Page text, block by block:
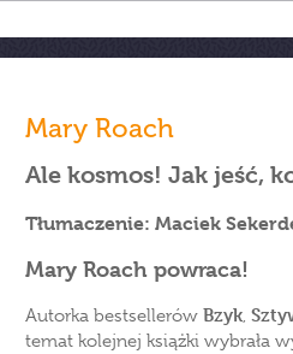
Mary Roach
Ale kosmos! Jak jeść,
Tłumaczenie: Maciek
Mary Roach powraca!
Autorka bestsellerów Bzyk,
temat kolejnej książki wybrała